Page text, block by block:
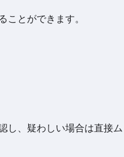
とができます。
し、疑わしい場合は直接ム